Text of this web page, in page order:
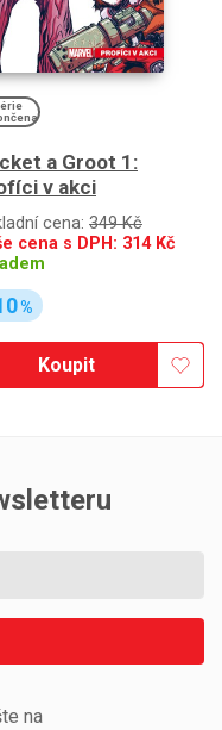
a Groot 1:
v akci
cena: 349 Kč
cena s DPH: 314Kč
%
Koupit
na